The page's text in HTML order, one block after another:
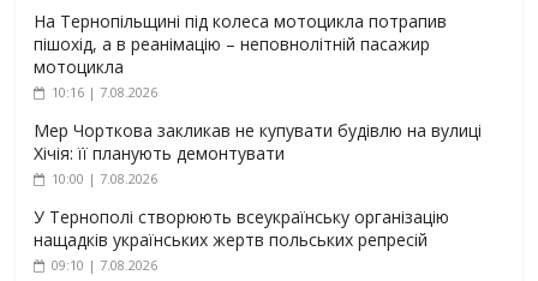
На Тернопільщині під колеса мотоцикла потрапив
пішохід, а в реанімацію – неповнолітній пасажир
мотоцикла
10:16 | 7.08.2026
Мер Чорткова закликав не купувати будівлю на вулиці
Хічія: її планують демонтувати
10:00 | 7.08.2026
У Тернополі створюють всеукраїнську організацію
нащадків українських жертв польських репресій
09:10 | 7.08.2026